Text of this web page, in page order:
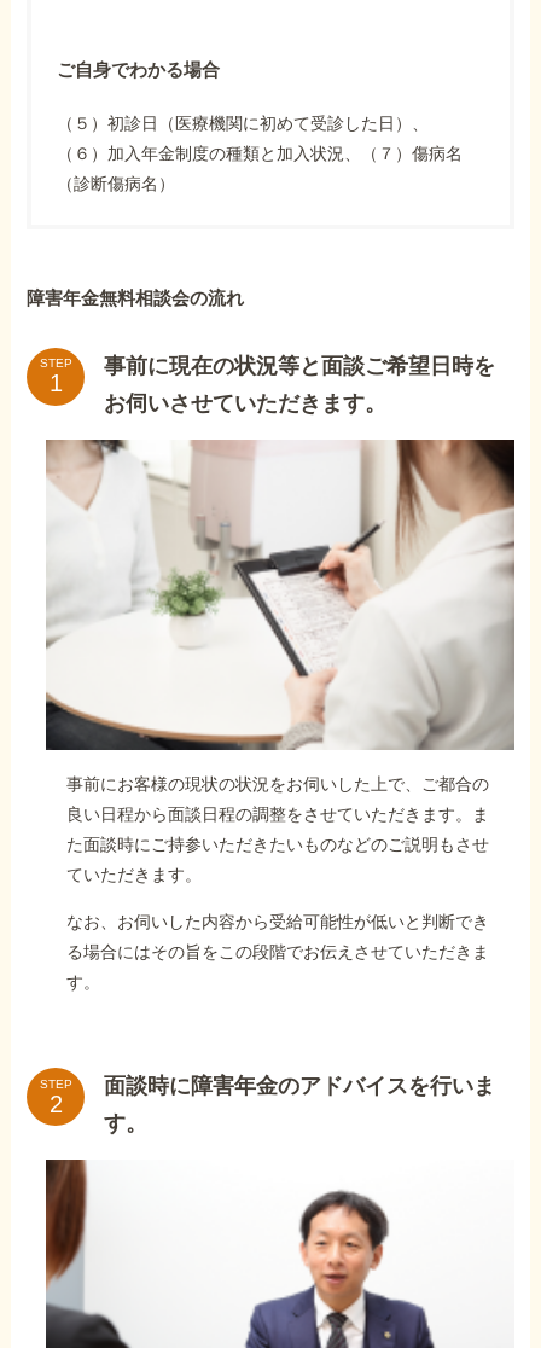
ご自身でわかる場合
（５）初診日（医療機関に初めて受診した日）、
（６）加入年金制度の種類と加入状況、（７）傷病名
（診断傷病名）
障害年金無料相談会の流れ
STEP
事前に現在の状況等と面談ご希望日時を
お伺いさせていただきます。
事前にお客様の現状の状況をお伺いした上で、ご都合の
良い日程から面談日程の調整をさせていただきます。ま
た面談時にご持参いただきたいものなどのご説明もさせ
ていただきます。
なお、お伺いした内容から受給可能性が低いと判断でき
る場合にはその旨をこの段階でお伝えさせていただきま
す。
STEP
面談時に障害年金のアドバイスを行いま
す。